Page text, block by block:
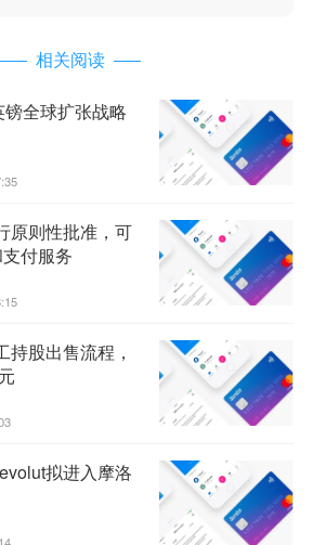
相关阅读
全球扩张战略
原则性批准，可
付服务
股出售流程，
拟进入摩洛